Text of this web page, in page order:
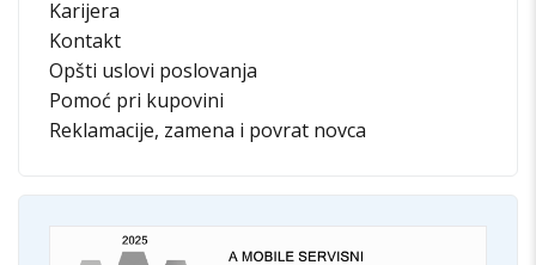
Karijera
Kontakt
Opšti uslovi poslovanja
Pomoć pri kupovini
Reklamacije, zamena i povrat novca